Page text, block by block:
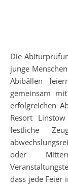
Die Abiturprüfungen sind geschafft – nun beginnt für viele
junge
Abibällen
gemeinsam
erfolgreichen
Resort
festliche
oder
dass jede Feier